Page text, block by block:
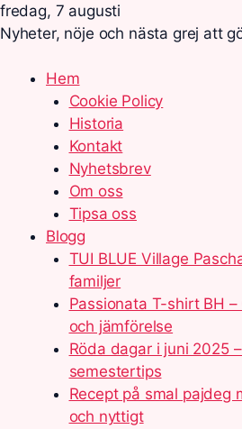
fredag, 7 augusti
Nyheter, nöje och nästa grej att
Hem
Cookie Policy
Historia
Kontakt
Nyhetsbrev
Om oss
Tipsa oss
Blogg
TUI BLUE Village
familjer
Passionata T-shirt BH
och jämförelse
Röda dagar i juni 2025
semestertips
Recept på smal pajdeg
och nyttigt